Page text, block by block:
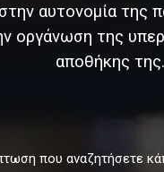
αυτονομία της
οργάνωση της
αποθήκης της.
που αναζητήσετε